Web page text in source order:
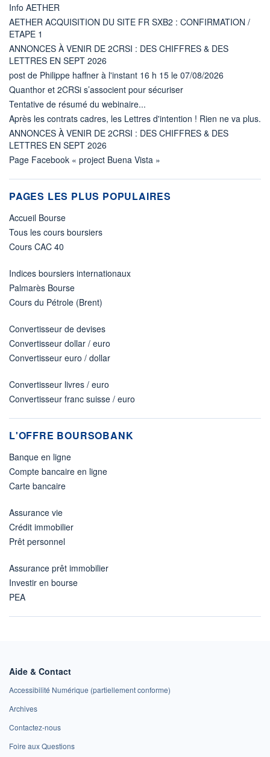
Info AETHER
AETHER ACQUISITION DU SITE FR SXB2 : CONFIRMATION /
ETAPE 1
ANNONCES À VENIR DE 2CRSI : DES CHIFFRES & DES
LETTRES EN SEPT 2026
post de Philippe haffner à l'instant 16 h 15 le 07/08/2026
Quanthor et 2CRSi s’associent pour sécuriser
Tentative de résumé du webinaire...
Après les contrats cadres, les Lettres d'intention ! Rien ne va plus.
ANNONCES À VENIR DE 2CRSI : DES CHIFFRES & DES
LETTRES EN SEPT 2026
Page Facebook « project Buena Vista »
PAGES LES PLUS POPULAIRES
Accueil Bourse
Tous les cours boursiers
Cours CAC 40
Indices boursiers internationaux
Palmarès Bourse
Cours du Pétrole (Brent)
Convertisseur de devises
Convertisseur dollar / euro
Convertisseur euro / dollar
Convertisseur livres / euro
Convertisseur franc suisse / euro
L'OFFRE BOURSOBANK
Banque en ligne
Compte bancaire en ligne
Carte bancaire
Assurance vie
Crédit immobilier
Prêt personnel
Assurance prêt immobilier
Investir en bourse
PEA
Aide & Contact
Accessibilité Numérique (partiellement conforme)
Archives
Contactez-nous
Foire aux Questions